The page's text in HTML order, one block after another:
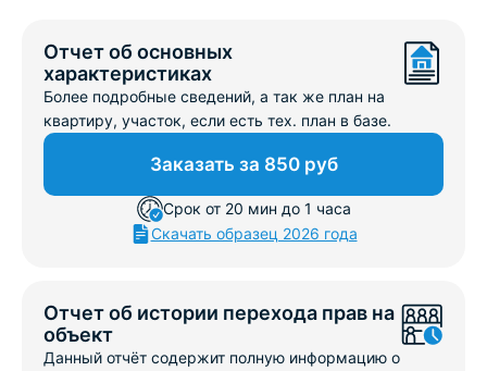
Отчет об основных
характеристиках
Более подробные сведений, а так же план на
квартиру, участок, если есть тех. план в базе.
Заказать за 850 руб
Срок от 20 мин до 1 часа
Скачать образец 2026 года
Отчет об истории перехода прав на
объект
Данный отчёт содержит полную информацию о